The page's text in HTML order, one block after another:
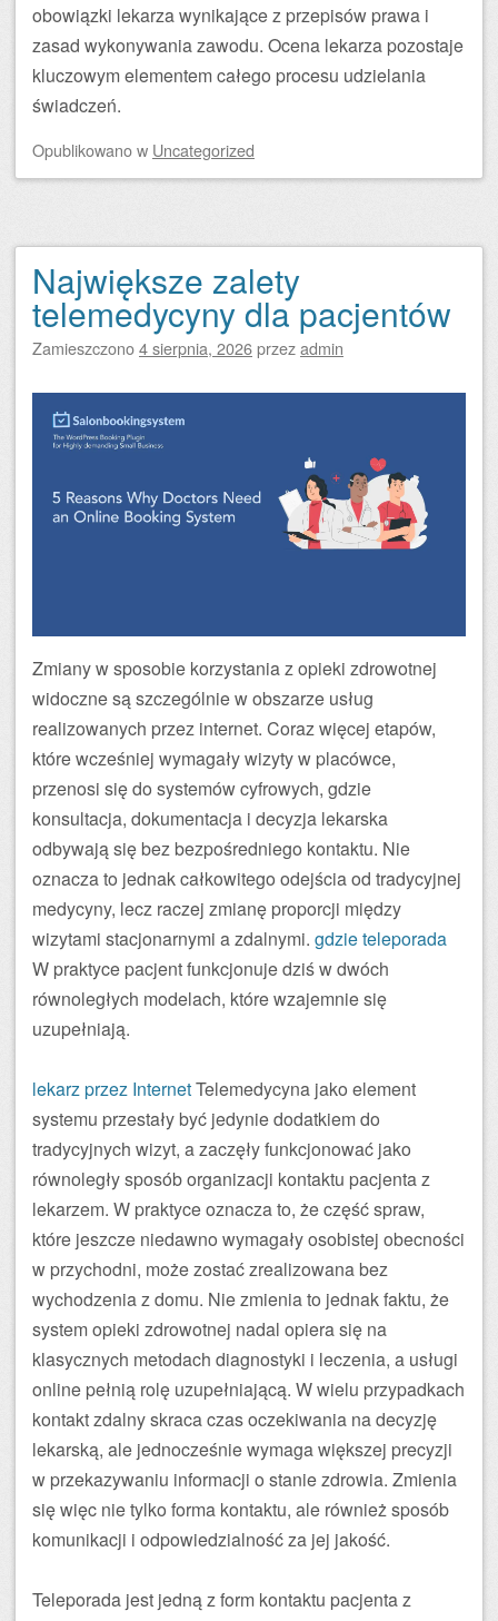
obowiązki lekarza wynikające z przepisów prawa i
zasad wykonywania zawodu. Ocena lekarza pozostaje
kluczowym elementem całego procesu udzielania
świadczeń.
Opublikowanow Uncategorized
Największe zalety
telemedycyny dla pacjentów
Zamieszczono4 sierpnia, 2026przezadmin
Zmiany w sposobie korzystania z opieki zdrowotnej
widoczne są szczególnie w obszarze usług
realizowanych przez internet. Coraz więcej etapów,
które wcześniej wymagały wizyty w placówce,
przenosi się do systemów cyfrowych, gdzie
konsultacja, dokumentacja i decyzja lekarska
odbywają się bez bezpośredniego kontaktu. Nie
oznacza to jednak całkowitego odejścia od tradycyjnej
medycyny, lecz raczej zmianę proporcji między
wizytami stacjonarnymi a zdalnymi. gdzie teleporada
W praktyce pacjent funkcjonuje dziś w dwóch
równoległych modelach, które wzajemnie się
uzupełniają.
lekarz przez InternetTelemedycyna jako element
systemu przestały być jedynie dodatkiem do
tradycyjnych wizyt, a zaczęły funkcjonować jako
równoległy sposób organizacji kontaktu pacjenta z
lekarzem. W praktyce oznacza to, że część spraw,
które jeszcze niedawno wymagały osobistej obecności
w przychodni, może zostać zrealizowana bez
wychodzenia z domu. Nie zmienia to jednak faktu, że
system opieki zdrowotnej nadal opiera się na
klasycznych metodach diagnostyki i leczenia, a usługi
online pełnią rolę uzupełniającą. W wielu przypadkach
kontakt zdalny skraca czas oczekiwania na decyzję
lekarską, ale jednocześnie wymaga większej precyzji
w przekazywaniu informacji o stanie zdrowia. Zmienia
się więc nie tylko forma kontaktu, ale również sposób
komunikacji i odpowiedzialność za jej jakość.
Teleporada jest jedną z form kontaktu pacjenta z